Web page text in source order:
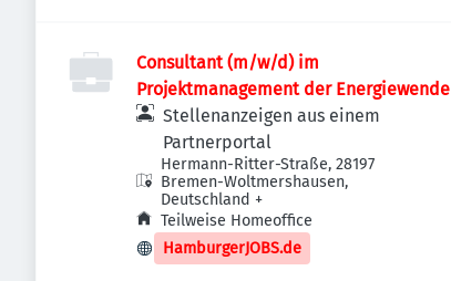
Consultant (m/w/d) im
Projektmanagement der Energiewende
Stellenanzeigen aus einem
Partnerportal
Hermann-Ritter-Straße, 28197
Bremen-Woltmershausen,
Deutschland +
Teilweise Homeoffice
HamburgerJOBS.de